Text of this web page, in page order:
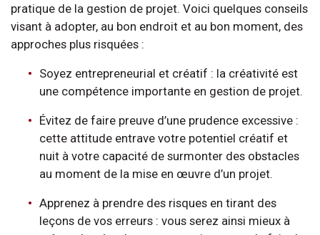
pratique de la gestion de projet. Voici quelques conseils
visant à adopter, au bon endroit et au bon moment, des
approches plus risquées :
Soyez entrepreneurial et créatif : la créativité est
une compétence importante en gestion de projet.
Évitez de faire preuve d’une prudence excessive :
cette attitude entrave votre potentiel créatif et
nuit à votre capacité de surmonter des obstacles
au moment de la mise en œuvre d’un projet.
Apprenez à prendre des risques en tirant des
leçons de vos erreurs : vous serez ainsi mieux à